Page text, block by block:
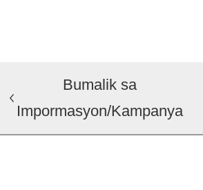
Bumalik sa
Impormasyon/Kampanya